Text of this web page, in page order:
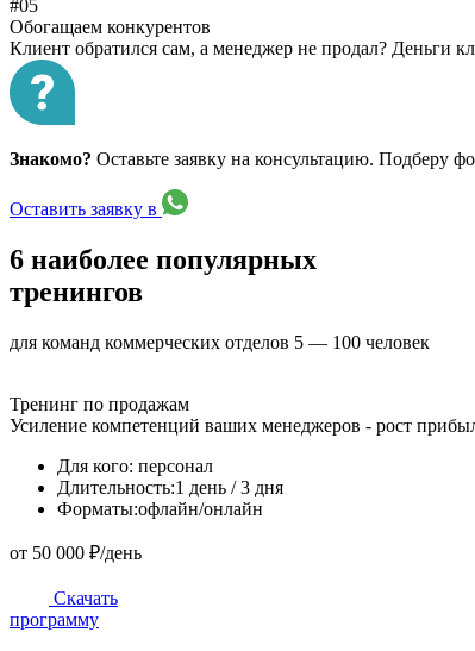
#05
Обогащаем конкурентов
Клиент обратился сам, а менеджер не продал? Деньги
Знакомо? Оставьте заявку на консультацию. Подберу
Оставить заявку в
6 наиболее популярных
тренингов
для команд коммерческих отделов 5 — 100 человек
Тренинг по продажам
Усиление компетенций ваших менеджеров - рост
Для кого: персонал
Длительность:1 день / 3 дня
Форматы:офлайн/онлайн
от 50 000 ₽/день
Скачать
программу